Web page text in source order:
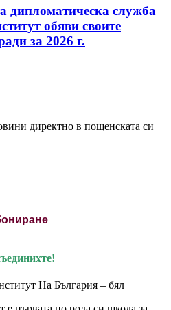
дипломатическа служба
обяви своите
за 2026 г.
директно в пощенската си